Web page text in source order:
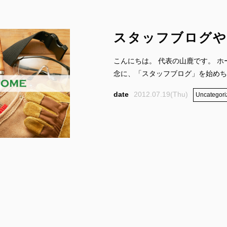
スタッフブログ
こんにちは。 代表の山鹿です。
念に、「スタッフブログ」を始め
2012.07.19(Thu)